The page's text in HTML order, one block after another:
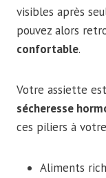
visibles après
pouvez alors
confortable.
Votre assiette
sécheresse
ces piliers à
Aliments